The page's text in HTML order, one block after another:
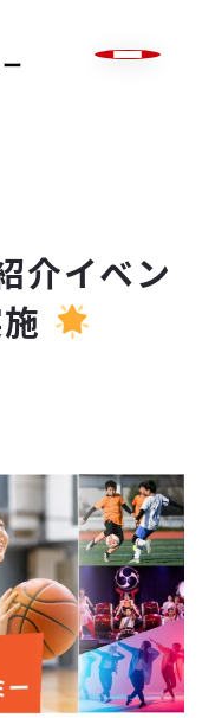
DO
介イベン